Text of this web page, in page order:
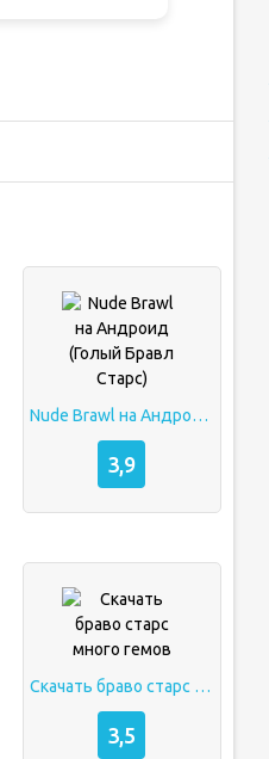
Nude Brawl на Андроид (Голый Бравл Старс)
3,9
Скачать браво старс много гемов
3,5